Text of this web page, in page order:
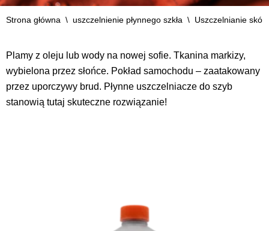
Strona główna \ uszczelnienie płynnego szkła \ Uszczelnianie
Plamy z oleju lub wody na nowej sofie. Tkanina markizy,
wybielona przez słońce. Pokład samochodu – zaatakowany
przez uporczywy brud. Płynne uszczelniacze do szyb
stanowią tutaj skuteczne rozwiązanie!